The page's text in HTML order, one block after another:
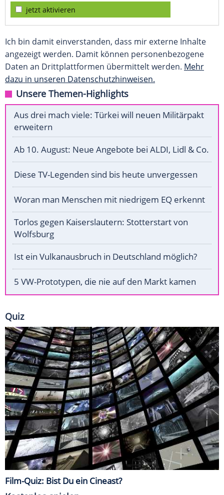
jetzt aktivieren
Ich bin damit einverstanden, dass mir externe Inhalte
angezeigt werden. Damit können personenbezogene
Daten an Drittplattformen übermittelt werden. Mehr
dazu in unseren Datenschutzhinweisen.
Unsere Themen-Highlights
Aus drei mach viele: Türkei will neuen Militärpakt
erweitern
Ab 10. August: Neue Angebote bei ALDI, Lidl & Co.
Diese TV-Legenden sind bis heute unvergessen
Woran man Menschen mit niedrigem EQ erkennt
Torlos gegen Kaiserslautern: Stotterstart von
Wolfsburg
Ist ein Vulkanausbruch in Deutschland möglich?
5 VW-Prototypen, die nie auf den Markt kamen
Quiz
Film-Quiz: Bist Du ein Cineast?